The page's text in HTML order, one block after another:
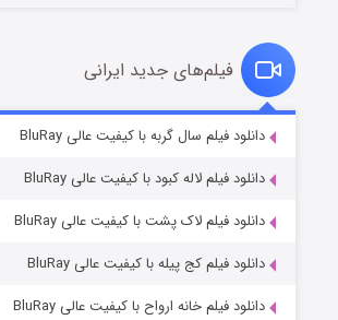
قسمت۶ (زیرنویس) منتشر شد
فیلم‌های جدید ایرانی
دانلود فیلم سال گربه با کیفیت عالی BluRay
دانلود فیلم لاله کبود با کیفیت عالی BluRay
دانلود فیلم لاک پشت با کیفیت عالی BluRay
دانلود فیلم کج‌ پیله با کیفیت عالی BluRay
دانلود فیلم خانه ارواح با کیفیت عالی BluRay